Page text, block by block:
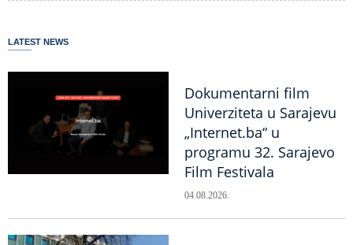
LATEST NEWS
Dokumentarni film
Univerziteta u Sarajevu
„Internet.ba“ u
programu 32. Sarajevo
Film Festivala
04.08.2026.